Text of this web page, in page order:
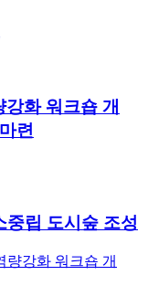
화 워크숍 개
련
중립 도시숲 조성
량강화 워크숍 개